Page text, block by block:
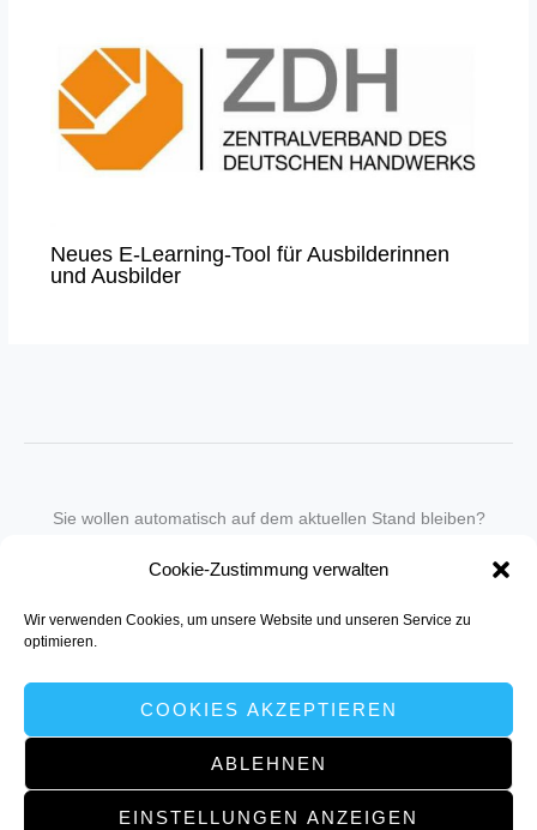
Cookie-Zustimmung verwalten
Wir verwenden Cookies, um unsere Website und unseren Service zu
optimieren.
COOKIES AKZEPTIEREN
ABLEHNEN
EINSTELLUNGEN ANZEIGEN
Neues E-Learning-Tool für Ausbilderinnen
und Ausbilder
Sie wollen automatisch auf dem aktuellen Stand bleiben?
in unseren Newsletter-Service auf.
Senden Sie für ein Angebot einfach eine
www.muellerkom.de